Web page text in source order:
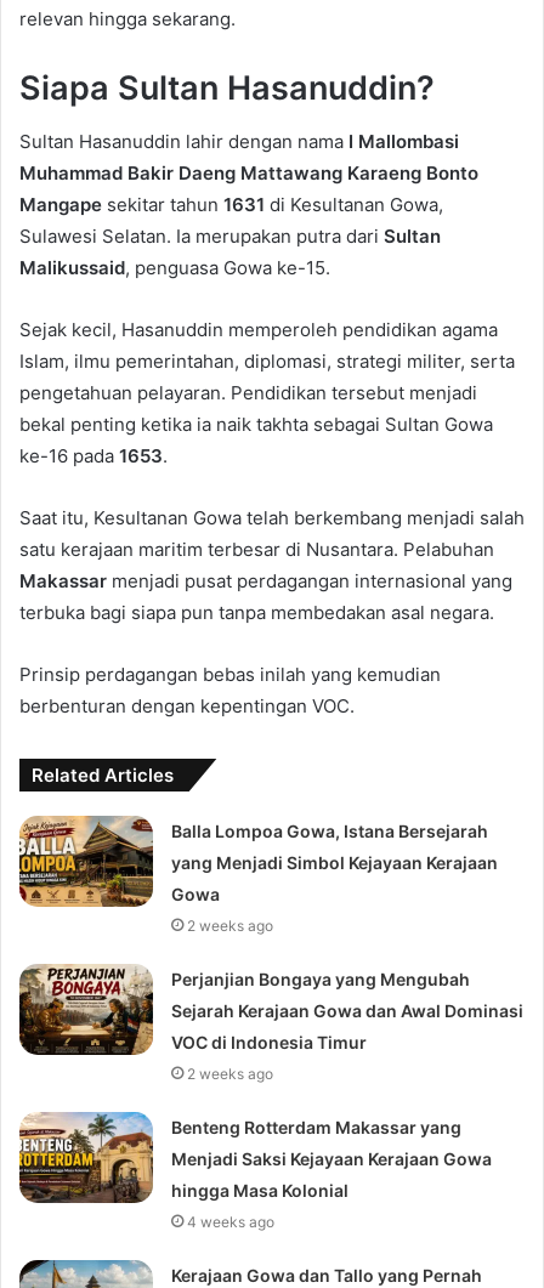
relevan hingga sekarang.
Siapa Sultan Hasanuddin?
Sultan Hasanuddin lahir dengan nama I Mallombasi
Muhammad Bakir Daeng Mattawang Karaeng Bonto
Mangape sekitar tahun 1631 di Kesultanan Gowa,
Sulawesi Selatan. Ia merupakan putra dari Sultan
Malikussaid, penguasa Gowa ke-15.
Sejak kecil, Hasanuddin memperoleh pendidikan agama
Islam, ilmu pemerintahan, diplomasi, strategi militer, serta
pengetahuan pelayaran. Pendidikan tersebut menjadi
bekal penting ketika ia naik takhta sebagai Sultan Gowa
ke-16 pada 1653.
Saat itu, Kesultanan Gowa telah berkembang menjadi salah
satu kerajaan maritim terbesar di Nusantara. Pelabuhan
Makassar menjadi pusat perdagangan internasional yang
terbuka bagi siapa pun tanpa membedakan asal negara.
Prinsip perdagangan bebas inilah yang kemudian
berbenturan dengan kepentingan VOC.
Related Articles
Balla Lompoa Gowa, Istana Bersejarah
yang Menjadi Simbol Kejayaan Kerajaan
Gowa
2 weeks ago
Perjanjian Bongaya yang Mengubah
Sejarah Kerajaan Gowa dan Awal Dominasi
VOC di Indonesia Timur
2 weeks ago
Benteng Rotterdam Makassar yang
Menjadi Saksi Kejayaan Kerajaan Gowa
hingga Masa Kolonial
4 weeks ago
Kerajaan Gowa dan Tallo yang Pernah